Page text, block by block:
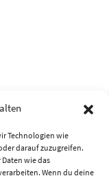
Technologien wie
darauf zuzugreifen.
wie das
Wenn du deine